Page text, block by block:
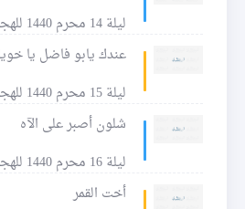
ليلة 14 محرم 1440 للهجرة
عندك يابو فاضل يا
ليلة 15 محرم 1440 للهجرة
شلون أصبر على الآه
ليلة 16 محرم 1440 للهجرة
أخت القمر